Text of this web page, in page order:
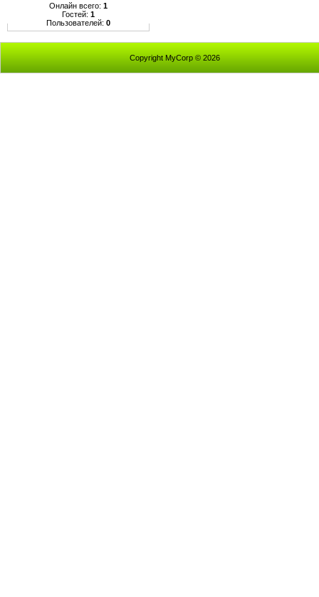
Онлайн всего: 1
Гостей: 1
Пользователей: 0
Copyright MyCorp © 2026